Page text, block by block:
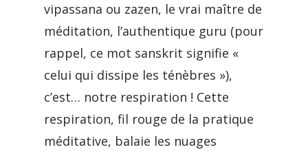
vipassana ou zazen, le vrai maître de
méditation, l’authentique guru (pour
rappel, ce mot sanskrit signifie «
celui qui dissipe les ténèbres »),
c’est… notre respiration ! Cette
respiration, fil rouge de la pratique
méditative, balaie les nuages